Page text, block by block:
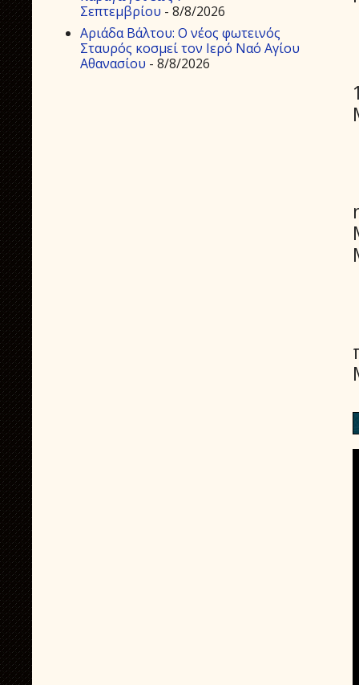
Σεπτεμβρίου - 8/8/2026
Αριάδα Βάλτου: Ο νέος φωτεινός
Σταυρός κοσμεί τον Ιερό Ναό Αγίου
Αθανασίου - 8/8/2026